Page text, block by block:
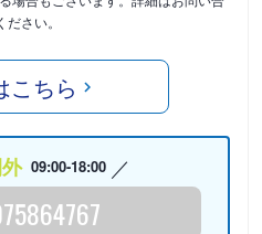
ださい。
こちら
09:00-18:00